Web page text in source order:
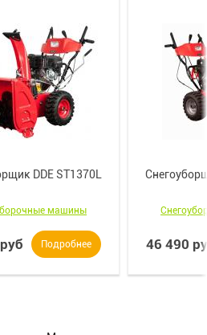
DDE ST1370L
машины
Подробнее 46 490